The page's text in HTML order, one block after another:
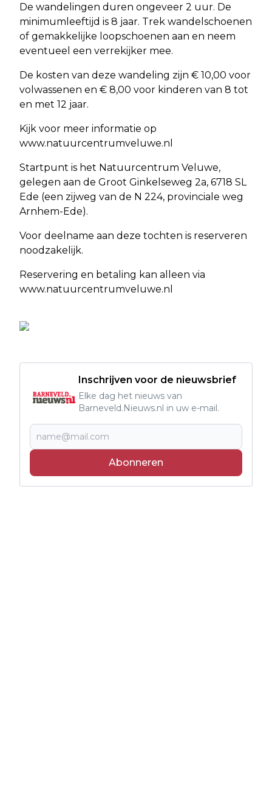
De wandelingen duren ongeveer 2 uur. De
minimumleeftijd is 8 jaar. Trek wandelschoenen
of gemakkelijke loopschoenen aan en neem
eventueel een verrekijker mee.
De kosten van deze wandeling zijn € 10,00 voor
volwassenen en € 8,00 voor kinderen van 8 tot
en met 12 jaar.
Kijk voor meer informatie op
www.natuurcentrumveluwe.nl
Startpunt is het Natuurcentrum Veluwe,
gelegen aan de Groot Ginkelseweg 2a, 6718 SL
Ede (een zijweg van de N 224, provinciale weg
Arnhem-Ede).
Voor deelname aan deze tochten is reserveren
noodzakelijk.
Reservering en betaling kan alleen via
www.natuurcentrumveluwe.nl
Inschrijven voor de nieuwsbrief
Elke dag het nieuws van
Barneveld.Nieuws.nl in uw e-mail.
Abonneren